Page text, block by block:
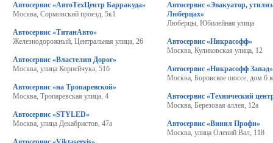
Автосервис «АвтоТехЦентр Барракуда»
Москва, Сормовский проезд, 5к1
Автосервис «ТитанАвто»
Железнодорожный, Центральная улица, 26
Автосервис «Властелин Дорог»
Москва, улица Корнейчука, 51б
Автосервис «на Тропаревской»
Москва, Тропаревская улица, 4
Автосервис «STYLED»
Москва, улица Декабристов, 47а
Автосервис «Эвакуатор,
Люберцах»
Люберцы, Юбилейная улица
Автосервис «Никрасофф»
Москва, Куликовская улица, 12
Автосервис «Никрасофф Запад»
Москва, Боровское шоссе, дом 6
Автосервис «Технический
Москва, Березовая аллея, 12а
Автосервис «Винил Профи»
Москва, улица Олений Вал, 118